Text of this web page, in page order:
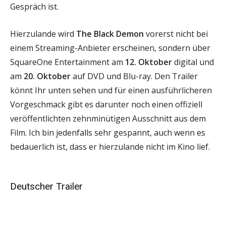
Gespräch ist.
Hierzulande wird The Black Demon vorerst nicht bei
einem Streaming-Anbieter erscheinen, sondern über
SquareOne Entertainment am 12. Oktoberdigital und
am 20. Oktoberauf DVD und Blu-ray. Den Trailer
könnt Ihr unten sehen und für einen ausführlicheren
Vorgeschmack gibt es darunter noch einen offiziell
veröffentlichten zehnminütigen Ausschnitt aus dem
Film. Ich bin jedenfalls sehr gespannt, auch wenn es
bedauerlich ist, dass er hierzulande nicht im Kino lief.
Deutscher Trailer